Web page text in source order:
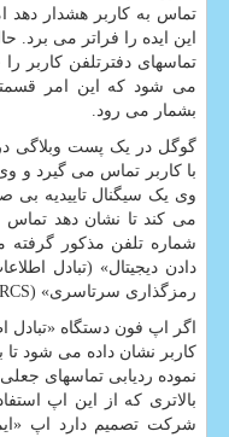
تماس به کاربر هشدار دهد
این ایده را فراتر می
تماسهای دفترتلفن کاربر
می شود که این امر
بشمار می رود.
گوگل در یک پست وبلاگی در
با کاربر تماس می گیرد و
وی یک سیگنال تاییدیه بی
می کند تا نشان دهد
شماره تلفن مذکور گرفته
دادن دیجیتال» (تبادل
رمزگذاری سرتاسری» (RCS) بهره می برد، کاملا خصوصی است.
اگر اپ فون دستگاه «تبادل
کاربر نشان داده می شود
بالاتری که از این اپ